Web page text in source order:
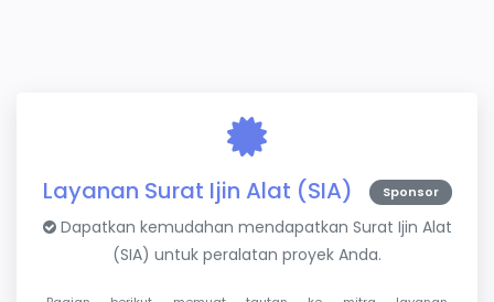
Layanan Surat Ijin Alat (SIA) Sponsor
Dapatkan kemudahan mendapatkan Surat Ijin Alat
(SIA) untuk peralatan proyek Anda.